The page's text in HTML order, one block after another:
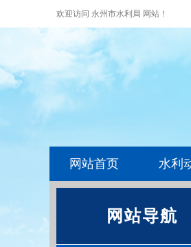
欢迎访问 永州市水利局 网站！
网站首页 水利
网站导航